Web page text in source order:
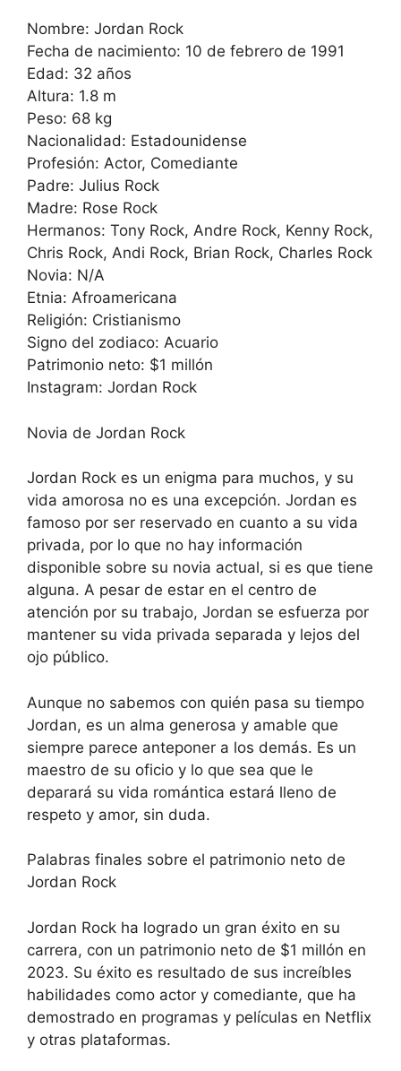
Nombre: Jordan Rock
Fecha de nacimiento: 10 de febrero de 1991
Edad: 32 años
Altura: 1.8 m
Peso: 68 kg
Nacionalidad: Estadounidense
Profesión: Actor, Comediante
Padre: Julius Rock
Madre: Rose Rock
Hermanos: Tony Rock, Andre Rock, Kenny Rock,
Chris Rock, Andi Rock, Brian Rock, Charles Rock
Novia: N/A
Etnia: Afroamericana
Religión: Cristianismo
Signo del zodiaco: Acuario
Patrimonio neto: $1 millón
Instagram: Jordan Rock
Novia de Jordan Rock
Jordan Rock es un enigma para muchos, y su
vida amorosa no es una excepción. Jordan es
famoso por ser reservado en cuanto a su vida
privada, por lo que no hay información
disponible sobre su novia actual, si es que tiene
alguna. A pesar de estar en el centro de
atención por su trabajo, Jordan se esfuerza por
mantener su vida privada separada y lejos del
ojo público.
Aunque no sabemos con quién pasa su tiempo
Jordan, es un alma generosa y amable que
siempre parece anteponer a los demás. Es un
maestro de su oficio y lo que sea que le
deparará su vida romántica estará lleno de
respeto y amor, sin duda.
Palabras finales sobre el patrimonio neto de
Jordan Rock
Jordan Rock ha logrado un gran éxito en su
carrera, con un patrimonio neto de $1 millón en
2023. Su éxito es resultado de sus increíbles
habilidades como actor y comediante, que ha
demostrado en programas y películas en Netflix
y otras plataformas.